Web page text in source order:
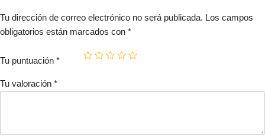
Tu dirección de correo electrónico no será publicada. Los campos
obligatorios están marcados con *
Tu puntuación *
Tu valoración *